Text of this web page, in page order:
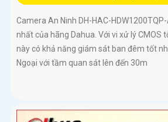
Camera An Ninh DH-HAC-
nhất của hãng Dahua. Với vi xử lý CMOS
này có khả năng giám sát ban đêm tốt
Ngoại với tầm quan sát lên đến 30m